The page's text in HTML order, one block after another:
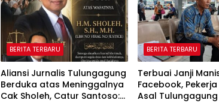
BERITA TERBARU
Aliansi Jurnalis Tulungagung
Berduka atas Meninggalnya
Cak Sholeh, Catur Santoso:
BERITA TERBARU
Terbuai Janji
Facebook,
Asal
BERITA TERBARU BERITA TERBARU